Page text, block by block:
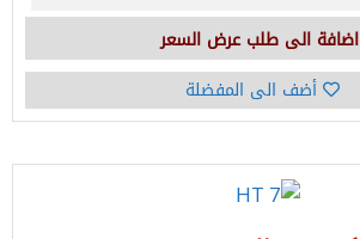
اضافة الى طلب عرض السعر
أضف الى المفضلة